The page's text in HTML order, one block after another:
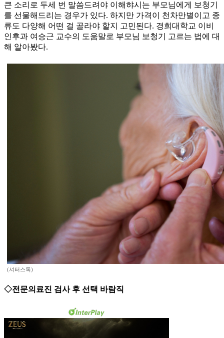
큰 소리로 두세 번 말씀드려야 이해햐시는 부모님에게 보청기
를 선물해드리는 경우가 있다. 하지만 가격이 천차만별이고 종
류도 다양해 어떤 걸 골라야 할지 고민된다. 경희대학교 이비
인후과 여승근 교수의 도움말로 부모님 보청기 고르는 법에 대
해 알아봤다.
(셔터스톡)
◇전문의료진 검사 후 선택 바람직